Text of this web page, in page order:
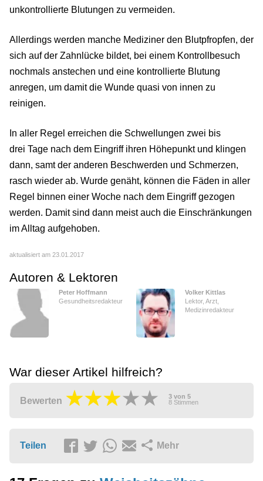
unkontrollierte Blutungen zu vermeiden.
Allerdings werden manche Mediziner den Blutpfropfen, der
sich auf der Zahnlücke bildet, bei einem Kontrollbesuch
nochmals anstechen und eine kontrollierte Blutung
anregen, um damit die Wunde quasi von innen zu
reinigen.
In aller Regel erreichen die Schwellungen zwei bis
drei Tage nach dem Eingriff ihren Höhepunkt und klingen
dann, samt der anderen Beschwerden und Schmerzen,
rasch wieder ab. Wurde genäht, können die Fäden in aller
Regel binnen einer Woche nach dem Eingriff gezogen
werden. Damit sind dann meist auch die Einschränkungen
im Alltag aufgehoben.
aktualisiert am 23.01.2017
Autoren & Lektoren
Peter Hoffmann
Gesundheitsredakteur
Volker Kittlas
Lektor, Arzt,
Medizinredakteur
War dieser Artikel hilfreich?
Bewerten 3 von 5
8 Stimmen
Teilen Mehr